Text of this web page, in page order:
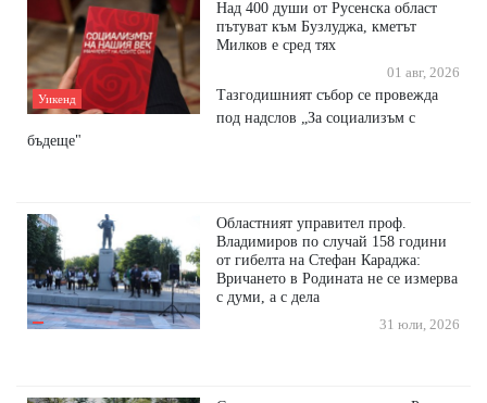
Уикенд
Над 400 души от Русенска област
пътуват към Бузлуджа, кметът
Милков е сред тях
01 авг, 2026
Тазгодишният събор се провежда
под надслов „За социализъм с
бъдеще"
Областният управител проф.
Владимиров по случай 158 години
от гибелта на Стефан Караджа:
Вричането в Родината не се измерва
с думи, а с дела
31 юли, 2026